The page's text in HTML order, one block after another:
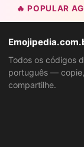
🔥 POPULAR
Todos os códigos
português —
compartilhe.